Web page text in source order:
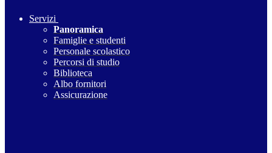
Servizi
Panoramica
Famiglie e studenti
Personale scolastico
Percorsi di studio
Biblioteca
Albo fornitori
Assicurazione